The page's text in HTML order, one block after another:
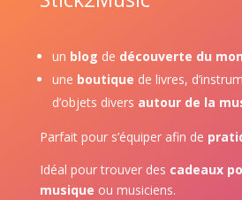
un blog de découverte du
une boutique de livres,
d’objets divers autour de la
Parfait pour s’équiper afin de
Idéal pour trouver des cadeaux
musique ou musiciens.